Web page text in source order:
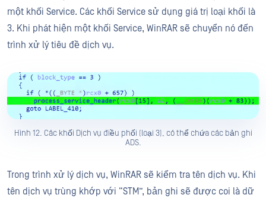
một khối Service. Các khối Service sử dụng giá trị loại khối là
3. Khi phát hiện một khối Service, WinRAR sẽ chuyển nó đến
trình xử lý tiêu đề dịch vụ.
Hình 12. Các khối Dịch vụ điều phối (loại 3), có thể chứa các bản ghi
ADS.
Trong trình xử lý dịch vụ, WinRAR sẽ kiểm tra tên dịch vụ. Khi
tên dịch vụ trùng khớp với “STM”, bản ghi sẽ được coi là dữ